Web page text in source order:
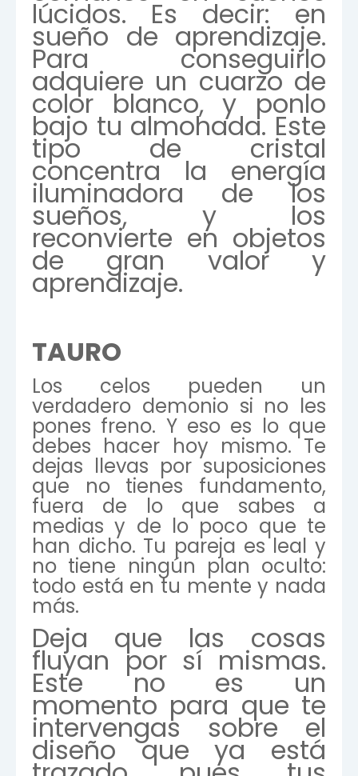
lúcidos. Es decir: en
sueño de aprendizaje.
Para conseguirlo
adquiere un cuarzo de
color blanco, y ponlo
bajo tu almohada. Este
tipo de cristal
concentra la energía
iluminadora de los
sueños, y los
reconvierte en objetos
de gran valor y
aprendizaje.
TAURO
Los celos pueden un
verdadero demonio si no les
pones freno. Y eso es lo que
debes hacer hoy mismo. Te
dejas llevas por suposiciones
que no tienes fundamento,
fuera de lo que sabes a
medias y de lo poco que te
han dicho. Tu pareja es leal y
no tiene ningún plan oculto:
todo está en tu mente y nada
más.
Deja que las cosas
fluyan por sí mismas.
Este no es un
momento para que te
intervengas sobre el
diseño que ya está